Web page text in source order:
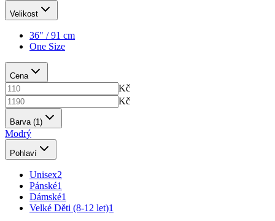
Velikost
36" / 91 cm
One Size
Cena
Kč
Kč
Barva (1)
Modrý
Pohlaví
Unisex2
Pánské1
Dámské1
Velké Děti (8-12 let)1